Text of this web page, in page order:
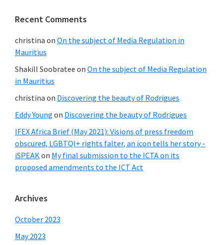
Recent Comments
christina on On the subject of Media Regulation in
Mauritius
Shakill Soobratee on On the subject of Media Regulation
in Mauritius
christina on Discovering the beauty of Rodrigues
Eddy Young on Discovering the beauty of Rodrigues
IFEX Africa Brief (May 2021): Visions of press freedom
obscured, LGBTQI+ rights falter, an icon tells her story -
iSPEAKon My final submission to the ICTA on its
proposed amendments to the ICT Act
Archives
October 2023
May 2023